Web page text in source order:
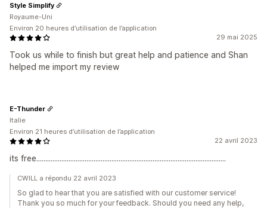
29 mai 2025
Took us while to finish but great help and patience and Shan
helped me import my review
Style Simplify
Royaume-Uni
Environ 20 heures d’utilisation de l’application
22 avril 2023
its free..........................................................................................................
E-Thunder
Italie
Environ 21 heures d’utilisation de l’application
CWILL a répondu 22 avril 2023
So glad to hear that you are satisfied with our customer service!
Thank you so much for your feedback. Should you need any help,